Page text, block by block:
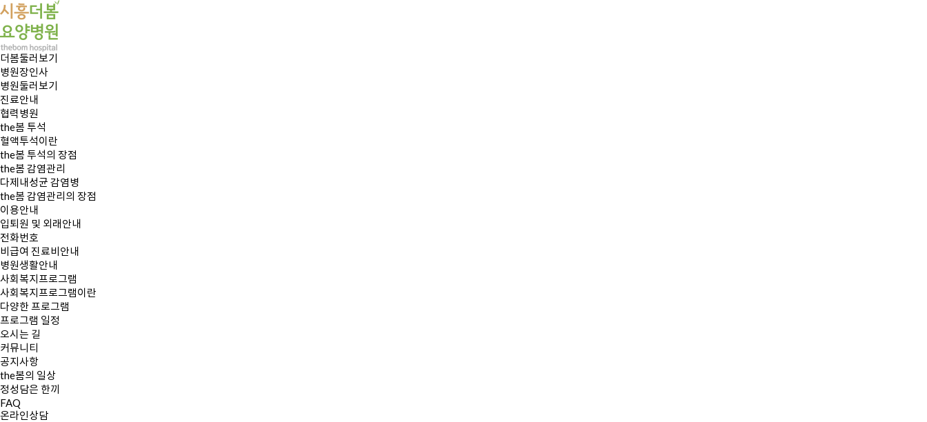
더봄둘러보기
병원장인사
병원둘러보기
진료안내
협력병원
the봄 투석
혈액투석이란
the봄 투석의 장점
the봄 감염관리
다제내성균 감염병
the봄 감염관리의 장점
이용안내
입퇴원 및 외래안내
전화번호
비급여 진료비안내
병원생활안내
사회복지프로그램
사회복지프로그램이란
다양한 프로그램
프로그램 일정
오시는 길
커뮤니티
공지사항
the봄의 일상
정성담은 한끼
FAQ
온라인상담